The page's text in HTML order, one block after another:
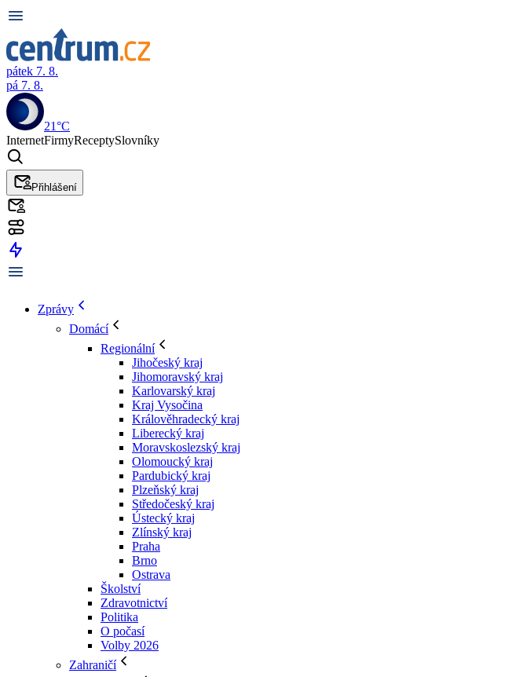
pátek 7. 8.
pá 7. 8.
21°C
InternetFirmyReceptySlovníky
Přihlášení
Zprávy
Domácí
Regionální
Jihočeský kraj
Jihomoravský kraj
Karlovarský kraj
Kraj Vysočina
Králověhradecký kraj
Liberecký kraj
Moravskoslezský kraj
Olomoucký kraj
Pardubický kraj
Plzeňský kraj
Středočeský kraj
Ústecký kraj
Zlínský kraj
Praha
Brno
Ostrava
Školství
Zdravotnictví
Politika
O počasí
Volby 2026
Zahraničí